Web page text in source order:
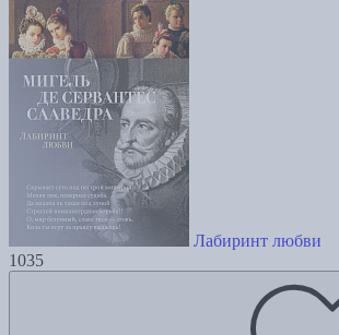
Лабиринт любви
1035